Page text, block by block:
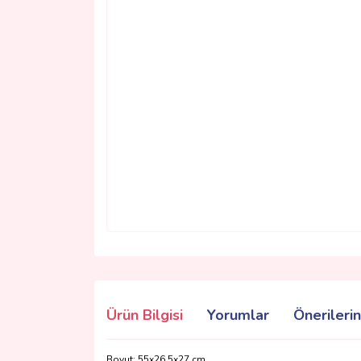
Ürün Bilgisi Yorumlar